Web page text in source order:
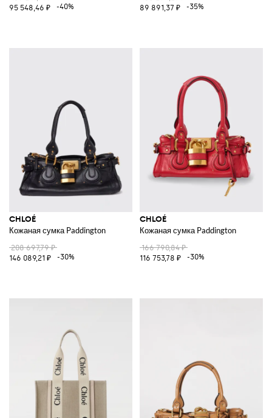
95 548,46 ₽
-40%
89 891,37 ₽
-35%
CHLOÉ
Кожаная сумка Paddington
208 697,79 ₽
146 089,21 ₽
-30%
CHLOÉ
Кожаная сумка Paddington
166 790,84 ₽
116 753,78 ₽
-30%